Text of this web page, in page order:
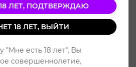
ЛЕТ, ПОДТВЕРЖДАЮ
18 ЛЕТ, ВЫЙТИ
"Мне есть 18 лет", Вы
совершеннолетие,